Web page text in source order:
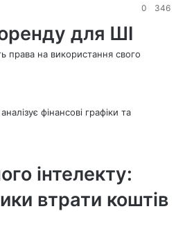
0 346
для ШІ
права на використання свого
інтелекту:
втрати коштів